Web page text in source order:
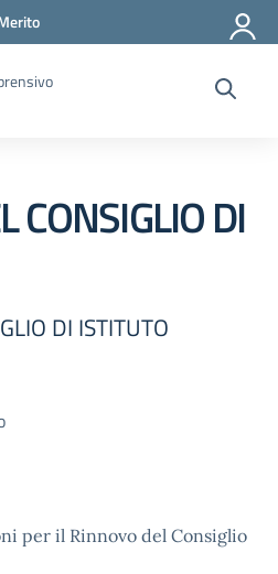
CONSIGLIO DI
DI ISTITUTO
per il Rinnovo del Consiglio